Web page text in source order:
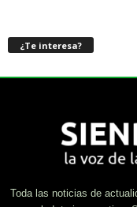
¿Te interesa?
Toda las noticias de